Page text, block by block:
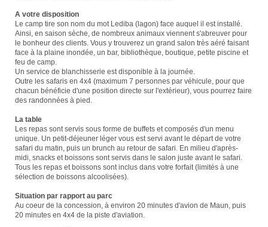
A votre disposition
Le camp tire son nom du mot Lediba (lagon) face auquel il est installé.
Ainsi, en saison sèche, de nombreux animaux viennent s'abreuver pour
le bonheur des clients. Vous y trouverez un grand salon très aéré faisant
face à la plaine inondée, un bar, bibliothèque, boutique, petite piscine et
feu de camp.
Un service de blanchisserie est disponible à la journée.
Outre les safaris en 4x4 (maximum 7 personnes par véhicule, pour que
chacun bénéficie d'une position directe sur l'extérieur), vous pourrez faire
des randonnées à pied.
La table
Les repas sont servis sous forme de buffets et composés d'un menu
unique. Un petit-déjeuner léger vous est servi avant le départ de votre
safari du matin, puis un brunch au retour de safari. En milieu d'après-
midi, snacks et boissons sont servis dans le salon juste avant le safari.
Tous les repas et boissons sont inclus dans votre forfait (limités à une
sélection de boissons alcoolisées).
Situation par rapport au parc
Au coeur de la concession, à environ 20 minutes d'avion de Maun, puis
20 minutes en 4x4 de la piste d'aviation.